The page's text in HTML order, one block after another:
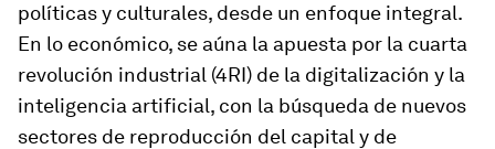
políticas y culturales, desde un enfoque integral.
En lo económico, se aúna la apuesta por la cuarta
revolución industrial (4RI) de la digitalización y la
inteligencia artificial, con la búsqueda de nuevos
sectores de reproducción del capital y de